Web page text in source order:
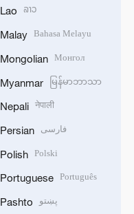
Lao ລາວ
Malay Bahasa Melayu
Mongolian Монгол
Myanmar မြန်မာဘာသာ
Nepali नेपाली
Persian فارسی
Polish Polski
Portuguese Português
Pashto پښتو